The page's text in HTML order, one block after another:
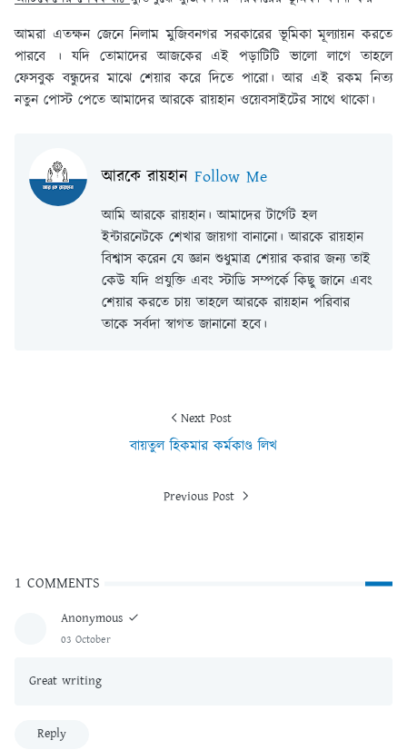
আমরা এতক্ষন জেনে নিলাম মুজিবনগর সরকারের ভূমিকা মূল্যায়ন করতে
পারবে । যদি তোমাদের আজকের এই পড়াটিটি ভালো লাগে তাহলে
ফেসবুক বন্ধুদের মাঝে শেয়ার করে দিতে পারো। আর এই রকম নিত্য
নতুন পোস্ট পেতে আমাদের আরকে রায়হান ওয়েবসাইটের সাথে থাকো।
আরকে রায়হান Follow Me
আমি আরকে রায়হান। আমাদের টার্গেট হল
ইন্টারনেটকে শেখার জায়গা বানানো। আরকে রায়হান
বিশ্বাস করেন যে জ্ঞান শুধুমাত্র শেয়ার করার জন্য তাই
কেউ যদি প্রযুক্তি এবং স্টাডি সম্পর্কে কিছু জানে এবং
শেয়ার করতে চায় তাহলে আরকে রায়হান পরিবার
তাকে সর্বদা স্বাগত জানানো হবে।
Next Post
বায়তুল হিকমার কর্মকাণ্ড লিখ
Previous Post
1 COMMENTS
Anonymous
03 October
Great writing
Reply